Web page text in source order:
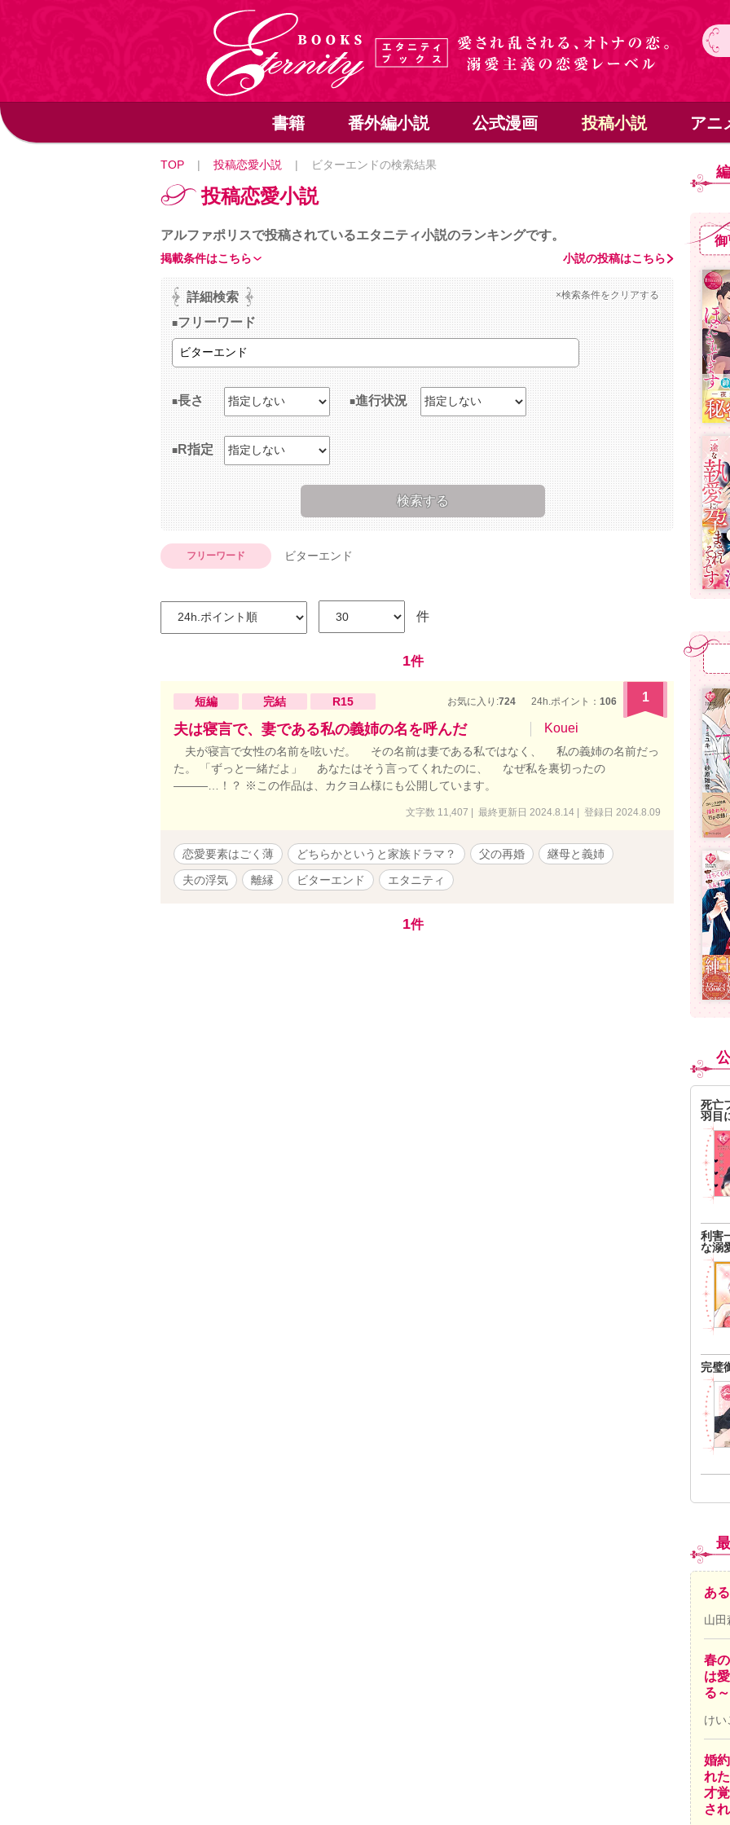
書籍 番外編小説 公式漫画 投稿小説 アニ
TOP | 投稿恋愛小説 | ビターエンドの検索結果
投稿恋愛小説
アルファポリスで投稿されているエタニティ小説のランキングです。
小説の投稿はこちら
掲載条件はこちら
詳細検索 ×検索条件をクリアする
フリーワード
長さ 進行状況
R指定
フリーワード ビターエンド
件
1件
短編 完結 R15 お気に入り:724 24h.ポイント： 106 1
夫は寝言で、妻である私の義姉の名を呼んだ Kouei
夫が寝言で女性の名前を呟いだ。 その名前は妻である私ではなく、 私の義姉の名前だっ
た。 「ずっと一緒だよ」 あなたはそう言ってくれたのに、 なぜ私を裏切ったの
―――…！？ ※この作品は、カクヨム様にも公開しています。
文字数 11,407 | 最終更新日 2024.8.14 | 登録日 2024.8.09
恋愛要素はごく薄 どちらかというと家族ドラマ？ 父の再婚
継母と義姉
夫の浮気
離縁 ビターエンド エタニティ
1件
死亡
羽目
利害
な溺
完璧
あ
山田
春
は
る～
けい
婚
れ
才
さ